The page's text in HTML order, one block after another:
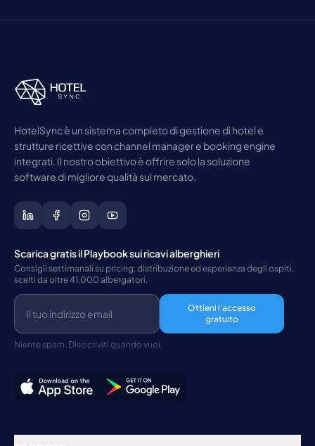
HotelSync è un sistema completo di gestione di hotel e
strutture ricettive con channel manager e booking engine
integrati. Il nostro obiettivo è offrire solo la soluzione
software di migliore qualità sul mercato.
Scarica gratis il Playbook sui ricavi alberghieri
Consigli settimanali su pricing, distribuzione ed esperienza degli ospiti,
scelti da oltre 41.000 albergatori.
Ottieni l'accesso
gratuito
Niente spam. Disiscriviti quando vuoi.